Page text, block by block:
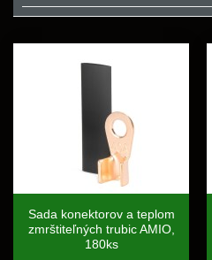
Sada konektorov a teplom
zmrštiteľných trubic AMIO,
180ks